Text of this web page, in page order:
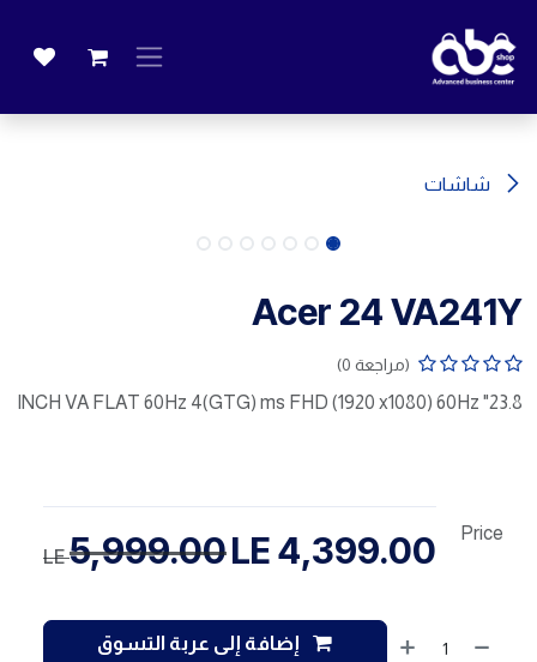
شاشات
Acer 24 VA241Y
(مراجعة 0)
23.8" INCH VA FLAT 60Hz 4(GTG) ms FHD (1920 x1080) 60Hz
إضافة إلى عربة التسوق
Price
4,399.00
5,999.00
LE